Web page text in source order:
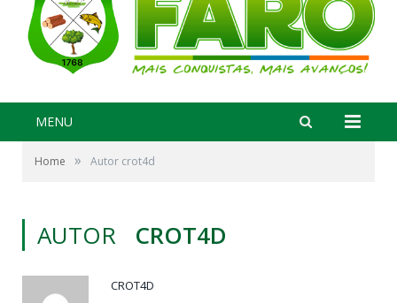
MENU
Home » Autor crot4d
AUTOR CROT4D
CROT4D